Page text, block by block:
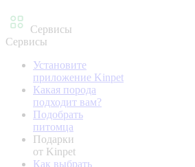
Сервисы
Сервисы
Установите
приложение Kinpet
Какая порода
подходит вам?
Подобрать
питомца
Подарки
от Kinpet
Как выбрать